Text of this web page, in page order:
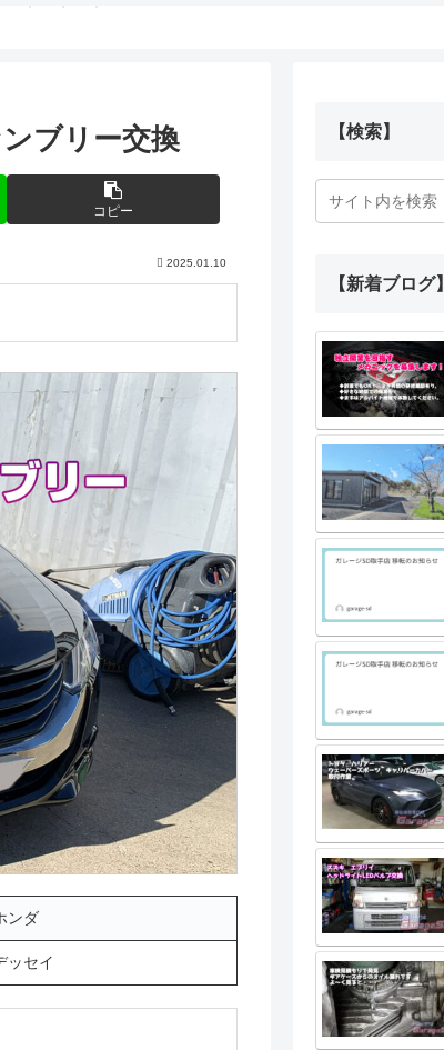
ブリー交換
コピー
2025.01.10
ンダ
ッセイ
【検索】
【新着ブログ】